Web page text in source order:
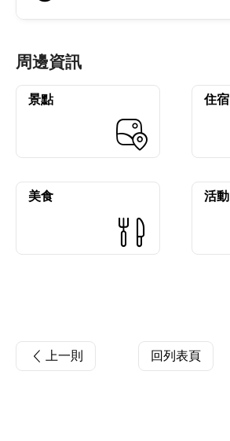
周邊資訊
景點 住宿
美食 活動
上一則 回列表頁